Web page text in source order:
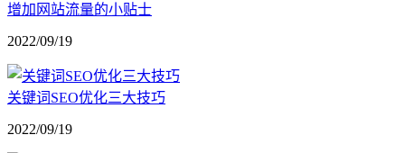
增加网站流量的小贴士
2022/09/19
关键词SEO优化三大技巧
2022/09/19